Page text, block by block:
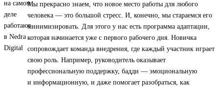
Мы прекрасно знаем, что новое место работы для любого
человека — это большой стресс. И, конечно, мы стараемся его
минимизировать. Для этого у нас есть программа адаптации,
которая начинается уже с первого рабочего дня. Новичка
сопровождает команда внедрения, где каждый участник играет
свою роль. Например, руководитель оказывает
профессиональную поддержку, бадди — эмоциональную
и информационную, и даже помогает разобраться, как